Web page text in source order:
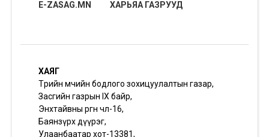
E-ZASAG.MN
ХАРЬЯА ГАЗРУУД
ХАЯГ
Төрийн өмчийн бодлого зохицуулалтын газар,
Засгийн газрын IX байр,
Энхтайвны өргөн чөлөө-16,
Баянзүрх дүүрэг,
Улаанбаатар хот-13381,